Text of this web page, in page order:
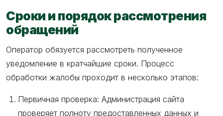
Сроки и порядок рассмотрения
обращений
Оператор обязуется рассмотреть полученное
уведомление в кратчайшие сроки. Процесс
обработки жалобы проходит в несколько этапов:
Первичная проверка: Администрация сайта
проверяет полноту предоставленных данных и